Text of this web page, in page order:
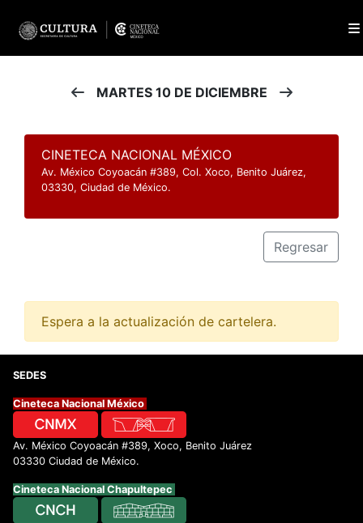
MARTES 10 DE DICIEMBRE
CINETECA NACIONAL MÉXICO
Av. México Coyoacán #389, Col. Xoco, Benito Juárez,
03330, Ciudad de México.
Regresar
Espera a la actualización de cartelera.
SEDES
Cineteca Nacional México
Av. México Coyoacán #389, Xoco, Benito Juárez
03330 Ciudad de México.
Cineteca Nacional Chapultepec